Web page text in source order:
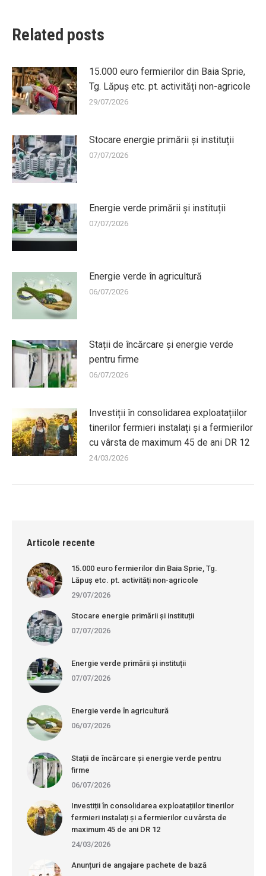
Related posts
15.000 euro fermierilor din Baia Sprie,
Tg. Lăpuș etc. pt. activități non-agricole
29/07/2026
Stocare energie primării și instituții
07/07/2026
Energie verde primării și instituții
07/07/2026
Energie verde în agricultură
06/07/2026
Stații de încărcare și energie verde
pentru firme
06/07/2026
Investiții în consolidarea exploatațiilor
tinerilor fermieri instalați și a fermierilor
cu vârsta de maximum 45 de ani DR 12
24/03/2026
Articole recente
15.000 euro fermierilor din Baia Sprie, Tg.
Lăpuș etc. pt. activități non-agricole
29/07/2026
Stocare energie primării și instituții
07/07/2026
Energie verde primării și instituții
07/07/2026
Energie verde în agricultură
06/07/2026
Stații de încărcare și energie verde pentru
firme
06/07/2026
Investiții în consolidarea exploatațiilor tinerilor
fermieri instalați și a fermierilor cu vârsta de
maximum 45 de ani DR 12
24/03/2026
Anunțuri de angajare pachete de bază